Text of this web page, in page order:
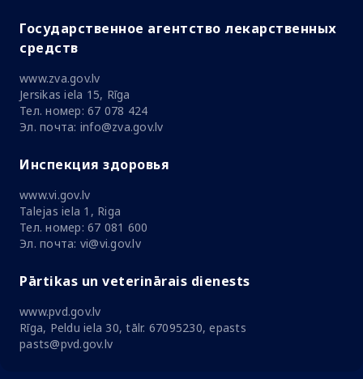
Государственное агентство лекарственных
средств
www.zva.gov.lv
Jersikas iela 15, Rīga
Тел. номер: 67 078 424
Эл. почта: info@zva.gov.lv
Инспекция здоровья
www.vi.gov.lv
Talejas iela 1, Riga
Тел. номер: 67 081 600
Эл. почта: vi@vi.gov.lv
Pārtikas un veterinārais dienests
www.pvd.gov.lv
Rīga, Peldu iela 30, tālr. 67095230, epasts
pasts@pvd.gov.lv